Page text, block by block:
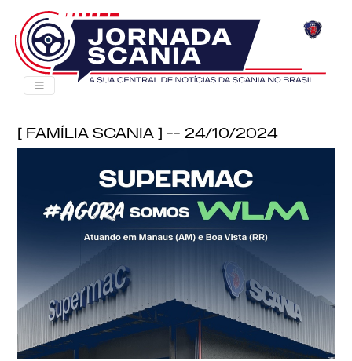
[ Família Scania ] -- 24/10/2024